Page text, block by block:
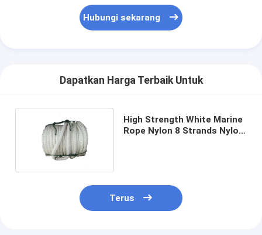
Hubungi sekarang
Dapatkan Harga Terbaik Untuk
High Strength White Marine
Rope Nylon 8 Strands Nylon
Terus